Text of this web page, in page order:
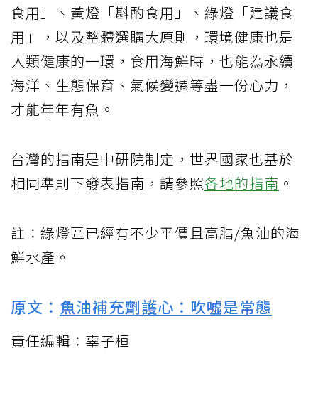
食用」、黃燈「斟酌食用」、綠燈「建議食
用」，以及整體選購大原則，環境健康也是
人類健康的一環，食用海鮮時，也能為永續
海洋、生態保育、氣候變遷等盡一份心力，
才能年年有魚。
台灣的指南是中研院制定，世界國家也基於
相同準則下發表指南，請參照各地的指南 。
註：綠燈區已經有不少平價且高脂/魚油的海
鮮水產。
原文： 魚油補充劑護心：吹噓是常態
責任編輯：辜子桓